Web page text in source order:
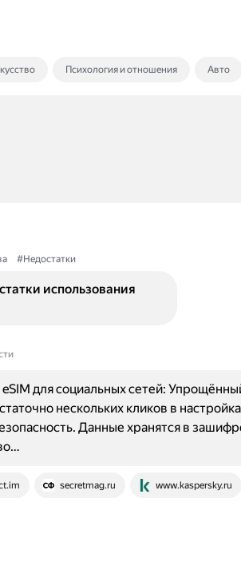
Психология и отношения Авто
#Недостатки
использования
secretmag.ru www.kaspersky.ru
для социальных сетей:
нескольких кликов в
Данные хранятся в